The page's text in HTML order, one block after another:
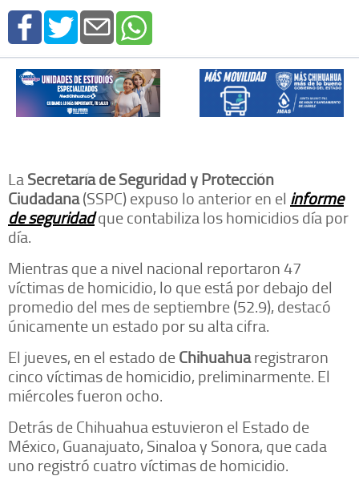
LaSecretaría de Seguridad y Protección
Ciudadana(SSPC) expuso lo anterior en el informe
de seguridadque contabiliza los homicidios día por
día.
Mientras que a nivel nacional reportaron 47
víctimas de homicidio, lo que está por debajo del
promedio del mes de septiembre (52.9), destacó
únicamente un estado por su alta cifra.
El jueves, en el estado deChihuahuaregistraron
cinco víctimas de homicidio, preliminarmente. El
miércoles fueron ocho.
Detrás de Chihuahua estuvieron el Estado de
México, Guanajuato, Sinaloa y Sonora, que cada
uno registró cuatro víctimas de homicidio.